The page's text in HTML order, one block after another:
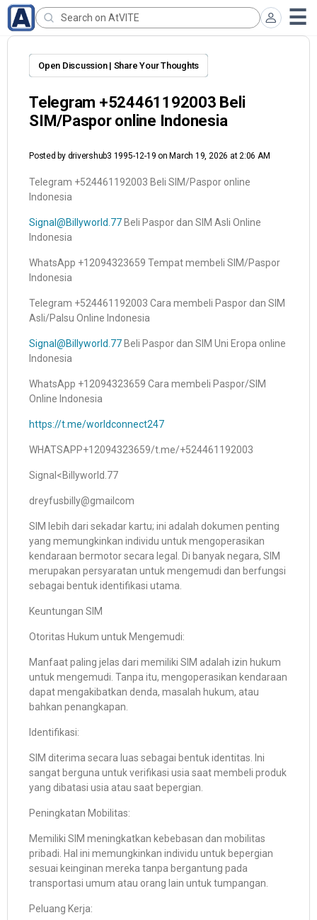
Open Discussion | Share Your Thoughts
Telegram +524461192003 Beli
SIM/Paspor online Indonesia
Posted by drivershub3 1995-12-19 on March 19, 2026 at 2:06 AM
Telegram +524461192003 Beli SIM/Paspor online
Indonesia
Signal@Billyworld.77 Beli Paspor dan SIM Asli Online
Indonesia
WhatsApp +12094323659 Tempat membeli SIM/Paspor
Indonesia
Telegram +524461192003 Cara membeli Paspor dan SIM
Asli/Palsu Online Indonesia
Signal@Billyworld.77 Beli Paspor dan SIM Uni Eropa online
Indonesia
WhatsApp +12094323659 Cara membeli Paspor/SIM
Online Indonesia
https://t.me/worldconnect247
WHATSAPP+12094323659/t.me/+524461192003
Signal<Billyworld.77
dreyfusbilly@gmailcom
SIM lebih dari sekadar kartu; ini adalah dokumen penting
yang memungkinkan individu untuk mengoperasikan
kendaraan bermotor secara legal. Di banyak negara, SIM
merupakan persyaratan untuk mengemudi dan berfungsi
sebagai bentuk identifikasi utama.
Keuntungan SIM
Otoritas Hukum untuk Mengemudi:
Manfaat paling jelas dari memiliki SIM adalah izin hukum
untuk mengemudi. Tanpa itu, mengoperasikan kendaraan
dapat mengakibatkan denda, masalah hukum, atau
bahkan penangkapan.
Identifikasi:
SIM diterima secara luas sebagai bentuk identitas. Ini
sangat berguna untuk verifikasi usia saat membeli produk
yang dibatasi usia atau saat bepergian.
Peningkatan Mobilitas:
Memiliki SIM meningkatkan kebebasan dan mobilitas
pribadi. Hal ini memungkinkan individu untuk bepergian
sesuai keinginan mereka tanpa bergantung pada
transportasi umum atau orang lain untuk tumpangan.
Peluang Kerja: